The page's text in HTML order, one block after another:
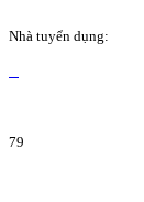
Nhà tuyển dụng:
79